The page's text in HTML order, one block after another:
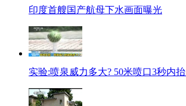
印度首艘国产航母下水画面曝光
实验:喷泉威力多大? 50米喷口3秒内